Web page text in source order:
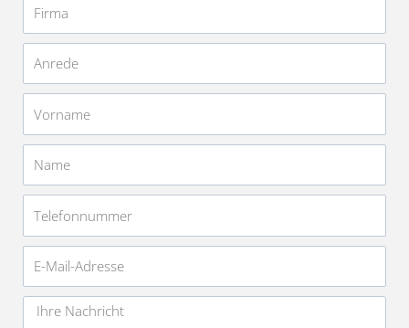
Mail-
Adresse
Nachricht